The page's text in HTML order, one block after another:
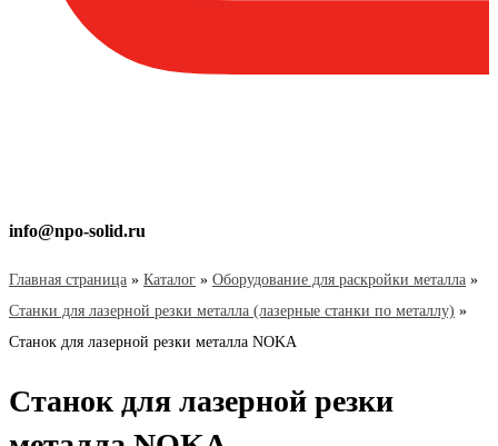
info@npo-solid.ru
Главная страница » Каталог » Оборудование для раскройки металла »
Станки для лазерной резки металла (лазерные станки по металлу) »
Станок для лазерной резки металла NOKA
Станок для лазерной резки